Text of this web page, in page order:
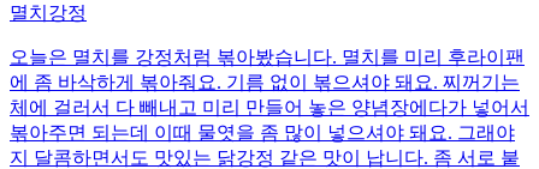
멸치강정
오늘은 멸치를 강정처럼 볶아봤습니다. 멸치를 미리 후라이팬
에 좀 바삭하게 볶아줘요. 기름 없이 볶으셔야 돼요. 찌꺼기는
체에 걸러서 다 빼내고 미리 만들어 놓은 양념장에다가 넣어서
볶아주면 되는데 이때 물엿을 좀 많이 넣으셔야 돼요. 그래야
지 달콤하면서도 맛있는 닭강정 같은 맛이 납니다. 좀 서로 붙